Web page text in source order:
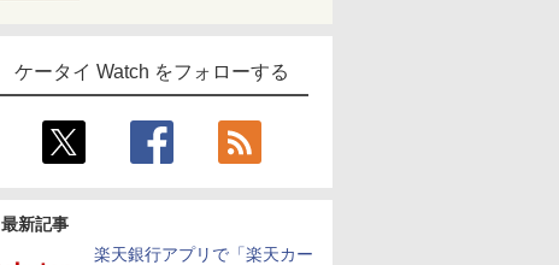
ケータイ Watch をフォローする
最新記事
楽天銀行アプリで「楽天カー